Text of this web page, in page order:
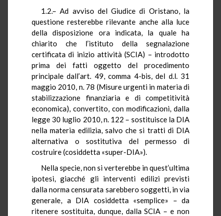
1.2.– Ad avviso del Giudice di Oristano, la
questione resterebbe rilevante anche alla luce
della disposizione ora indicata, la quale ha
chiarito che l’istituto della segnalazione
certificata di inizio attività (SCIA) – introdotto
prima dei fatti oggetto del procedimento
principale dall’art. 49, comma 4-bis, del d.l. 31
maggio 2010, n. 78 (Misure urgenti in materia di
stabilizzazione finanziaria e di competitività
economica), convertito, con modificazioni, dalla
legge 30 luglio 2010, n. 122 – sostituisce la DIA
nella materia edilizia, salvo che si tratti di DIA
alternativa o sostitutiva del permesso di
costruire (cosiddetta «super-DIA»).
Nella specie, non si verterebbe in quest’ultima
ipotesi, giacché gli interventi edilizi previsti
dalla norma censurata sarebbero soggetti, in via
generale, a DIA cosiddetta «semplice» – da
ritenere sostituita, dunque, dalla SCIA – e non